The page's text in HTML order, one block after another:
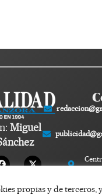
propias y de terceros,
Miguel